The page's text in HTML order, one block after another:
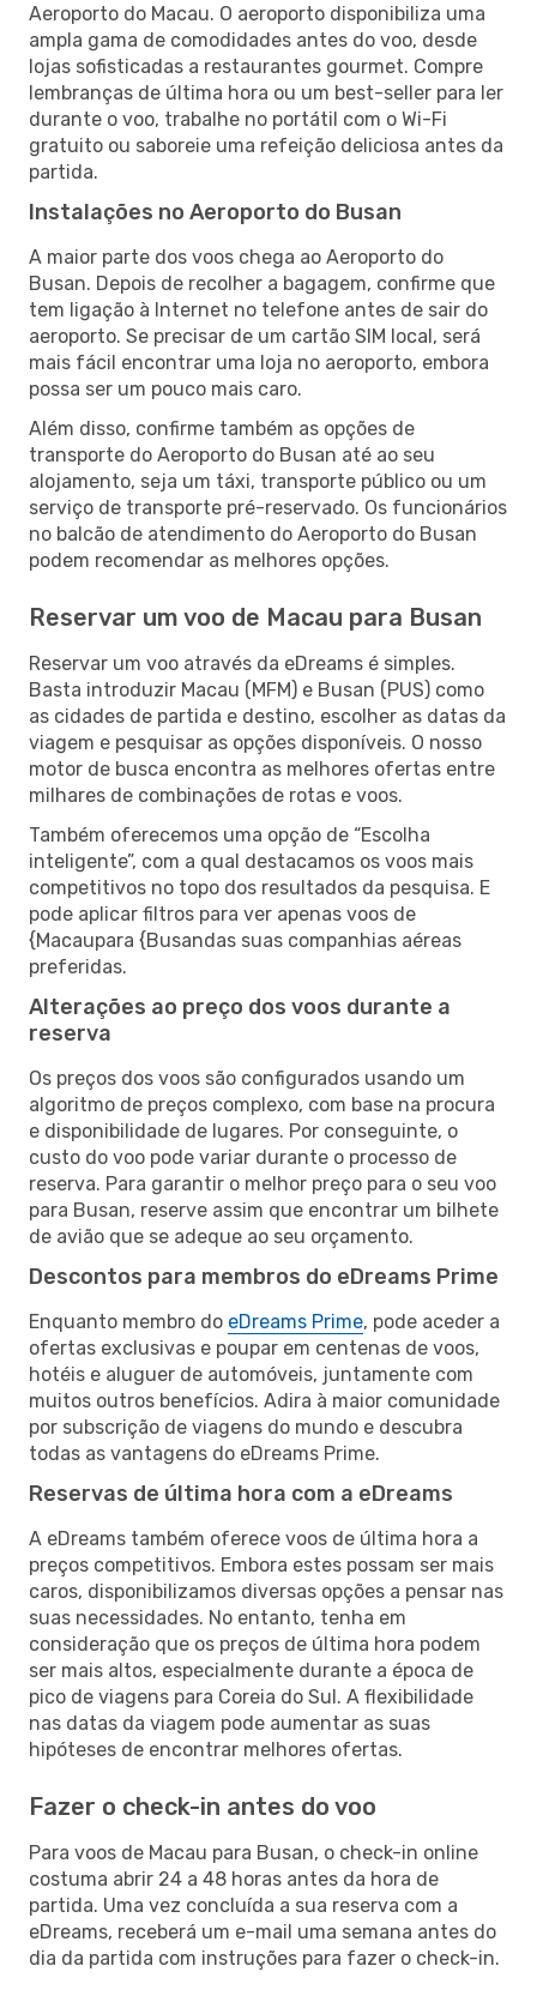
Aeroporto do Macau. O aeroporto disponibiliza uma
ampla gama de comodidades antes do voo, desde
lojas sofisticadas a restaurantes gourmet. Compre
lembranças de última hora ou um best-seller para ler
durante o voo, trabalhe no portátil com o Wi-Fi
gratuito ou saboreie uma refeição deliciosa antes da
partida.
Instalações no Aeroporto do Busan
A maior parte dos voos chega ao Aeroporto do
Busan. Depois de recolher a bagagem, confirme que
tem ligação à Internet no telefone antes de sair do
aeroporto. Se precisar de um cartão SIM local, será
mais fácil encontrar uma loja no aeroporto, embora
possa ser um pouco mais caro.
Além disso, confirme também as opções de
transporte do Aeroporto do Busan até ao seu
alojamento, seja um táxi, transporte público ou um
serviço de transporte pré-reservado. Os funcionários
no balcão de atendimento do Aeroporto do Busan
podem recomendar as melhores opções.
Reservar um voo de Macau para Busan
Reservar um voo através da eDreams é simples.
Basta introduzir Macau (MFM) e Busan (PUS) como
as cidades de partida e destino, escolher as datas da
viagem e pesquisar as opções disponíveis. O nosso
motor de busca encontra as melhores ofertas entre
milhares de combinações de rotas e voos.
Também oferecemos uma opção de “Escolha
inteligente”, com a qual destacamos os voos mais
competitivos no topo dos resultados da pesquisa. E
pode aplicar filtros para ver apenas voos de
{Macaupara {Busandas suas companhias aéreas
preferidas.
Alterações ao preço dos voos durante a
reserva
Os preços dos voos são configurados usando um
algoritmo de preços complexo, com base na procura
e disponibilidade de lugares. Por conseguinte, o
custo do voo pode variar durante o processo de
reserva. Para garantir o melhor preço para o seu voo
para Busan, reserve assim que encontrar um bilhete
de avião que se adeque ao seu orçamento.
Descontos para membros do eDreams Prime
Enquanto membro do eDreams Prime, pode aceder a
ofertas exclusivas e poupar em centenas de voos,
hotéis e aluguer de automóveis, juntamente com
muitos outros benefícios. Adira à maior comunidade
por subscrição de viagens do mundo e descubra
todas as vantagens do eDreams Prime.
Reservas de última hora com a eDreams
A eDreams também oferece voos de última hora a
preços competitivos. Embora estes possam ser mais
caros, disponibilizamos diversas opções a pensar nas
suas necessidades. No entanto, tenha em
consideração que os preços de última hora podem
ser mais altos, especialmente durante a época de
pico de viagens para Coreia do Sul. A flexibilidade
nas datas da viagem pode aumentar as suas
hipóteses de encontrar melhores ofertas.
Fazer o check-in antes do voo
Para voos de Macau para Busan, o check-in online
costuma abrir 24 a 48 horas antes da hora de
partida. Uma vez concluída a sua reserva com a
eDreams, receberá um e-mail uma semana antes do
dia da partida com instruções para fazer o check-in.